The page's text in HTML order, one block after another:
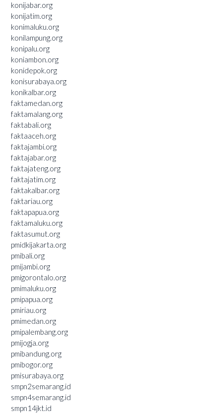
konijabar.org
konijatim.org
konimaluku.org
konilampung.org
konipalu.org
koniambon.org
konidepok.org
konisurabaya.org
konikalbar.org
faktamedan.org
faktamalang.org
faktabali.org
faktaaceh.org
faktajambi.org
faktajabar.org
faktajateng.org
faktajatim.org
faktakalbar.org
faktariau.org
faktapapua.org
faktamaluku.org
faktasumut.org
pmidkijakarta.org
pmibali.org
pmijambi.org
pmigorontalo.org
pmimaluku.org
pmipapua.org
pmiriau.org
pmimedan.org
pmipalembang.org
pmijogja.org
pmibandung.org
pmibogor.org
pmisurabaya.org
smpn2semarang.id
smpn4semarang.id
smpn14jkt.id